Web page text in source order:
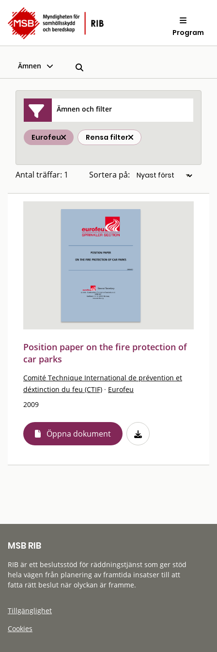
Program
Ämnen
Ämnen och filter
Eurofeu Rensa filter
Antal träffar: 1 Sortera på:
Position paper on the fire protection of
car parks
Comité Technique International de prévention et
déxtinction du feu (CTIF) · Eurofeu
2009
Öppna dokument
MSB RIB
RIB är ett beslutsstöd för räddningstjänst som ger stöd
hela vägen från planering av framtida insatser till att
fatta rätt beslut när olyckan är framme.
Tillgänglighet
Cookies